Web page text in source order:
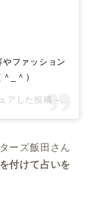
やファッション
_＾）
アした投稿 –
ーズ飯田さん
付けて占いを